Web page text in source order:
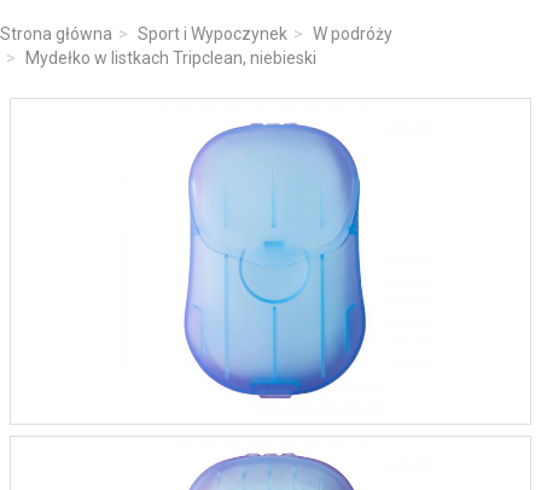
Strona główna Sport i Wypoczynek
W podróży
Mydełko w listkach Tripclean, niebieski